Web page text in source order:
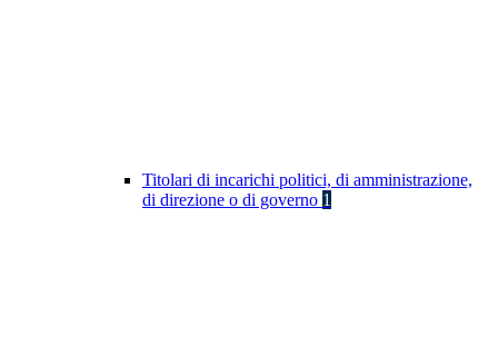
Titolari di incarichi politici, di amministrazione,
di direzione o di governo 1